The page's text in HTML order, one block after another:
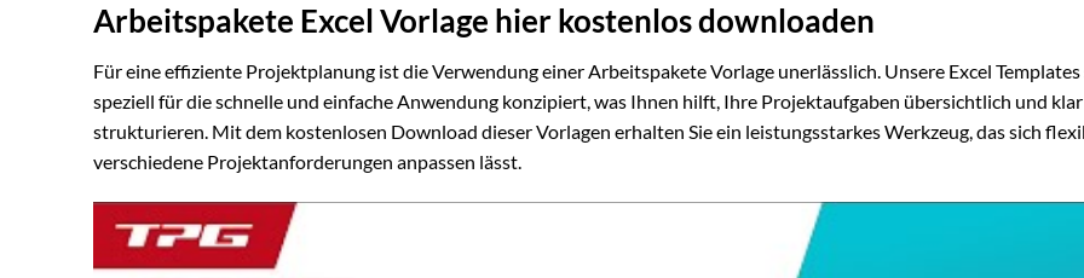
Arbeitspakete Excel Vorlage hier kostenlos downloaden
Für eine effiziente Projektplanung ist die Verwendung einer Arbeitspakete Vorlage unerlässlich. Unsere Excel Templates
speziell für die schnelle und einfache Anwendung konzipiert, was Ihnen hilft, Ihre Projektaufgaben übersichtlich und klar
strukturieren. Mit dem kostenlosen Download dieser Vorlagen erhalten Sie ein leistungsstarkes Werkzeug, das sich
verschiedene Projektanforderungen anpassen lässt.